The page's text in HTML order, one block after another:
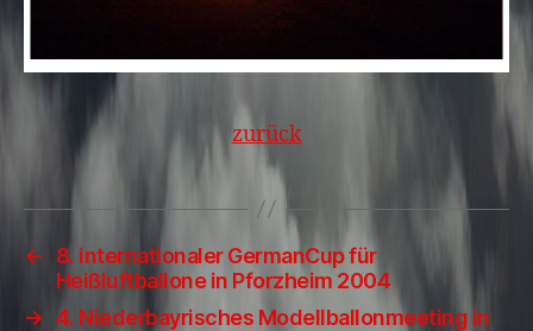
zurück
←
8. internationaler GermanCup für
Heißluftballone in Pforzheim 2004
→ 4. Niederbayrisches Modellballonmeeting in